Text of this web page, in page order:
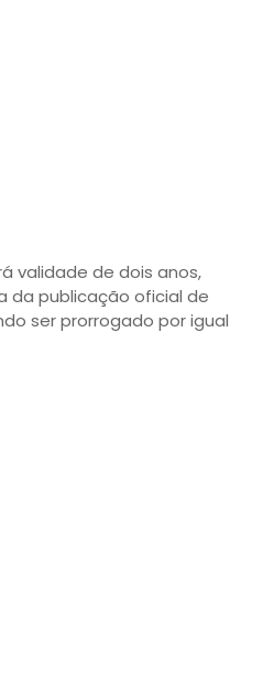
validade de dois anos,
da publicação oficial de
ser prorrogado por igual